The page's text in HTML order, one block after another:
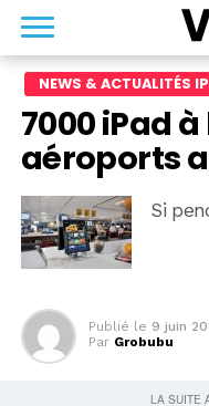
NEWS & ACTUALITÉS
7000 iPad
aéroports
Si
Publié le 9 juin
Par Grobubu